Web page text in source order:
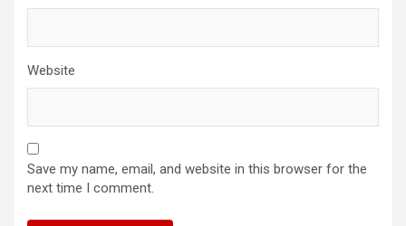
Website
Save my name, email, and website in this browser for the
next time I comment.